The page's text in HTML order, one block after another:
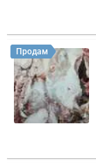
Продам